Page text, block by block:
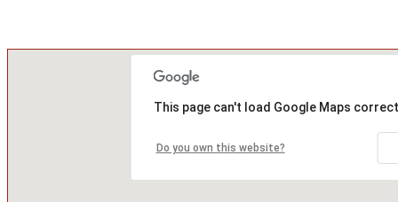
This page can't load Google Maps
Do you own this website?